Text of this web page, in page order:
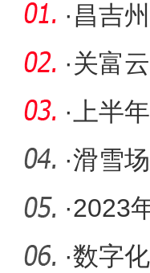
·昌吉
亩产
·关富
· 上半
144.1%
·滑雪
·2023
·数字